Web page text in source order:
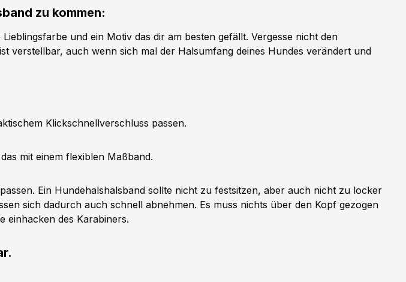
zu kommen:
und ein Motiv das dir am besten gefällt. Vergesse nicht den
verstellbar, auch wenn sich mal der Halsumfang deines Hundes verändert und
Klickschnellverschluss passen.
mit einem flexiblen Maßband.
Ein Hundehalshalsband sollte nicht zu festsitzen, aber auch nicht zu locker
sich dadurch auch schnell abnehmen. Es muss nichts über den Kopf gezogen
einhacken des Karabiners.